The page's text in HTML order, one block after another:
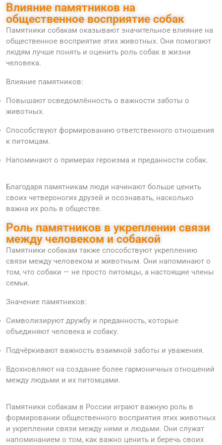
Влияние памятников на
общественное восприятие собак
Памятники собакам оказывают значительное влияние на
общественное восприятие этих животных. Они помогают
людям лучше понять и оценить роль собак в жизни
человека.
Влияние памятников:
Повышают осведомлённость о важности заботы о
животных.
Способствуют формированию ответственного отношения
к питомцам.
Напоминают о примерах героизма и преданности собак.
Благодаря памятникам люди начинают больше ценить
своих четвероногих друзей и осознавать, насколько
важна их роль в обществе.
Роль памятников в укреплении связи
между человеком и собакой
Памятники собакам также способствуют укреплению
связи между человеком и животным. Они напоминают о
том, что собаки — не просто питомцы, а настоящие члены
семьи.
Значение памятников:
Символизируют дружбу и преданность, которые
объединяют человека и собаку.
Подчёркивают важность взаимной заботы и уважения.
Вдохновляют на создание более гармоничных отношений
между людьми и их питомцами.
Памятники собакам в России играют важную роль в
формировании общественного восприятия этих животных
и укреплении связи между ними и людьми. Они служат
напоминанием о том, как важно ценить и беречь своих